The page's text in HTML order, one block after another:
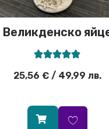
Великденско

25,56 €/ 49,99 лв.